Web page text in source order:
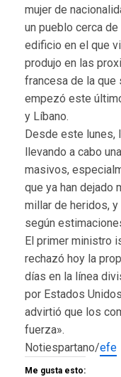
mujer de
un pueblo cerca
edificio en el que
produjo en las
francesa de la
empezó este
y Líbano.
Desde este
llevando a cabo
masivos,
que ya han dejado
millar de heridos,
según
El primer ministro
rechazó hoy la
días en la línea
por Estados
advirtió que los
fuerza».
Notiespartano/efe
Me gusta esto: